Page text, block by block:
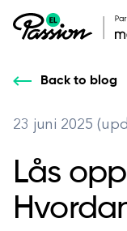
Back to blog
23 juni 2025
Lås